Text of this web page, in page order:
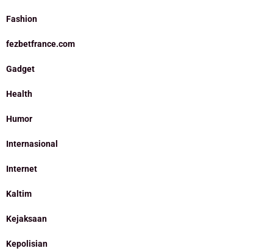
Fashion
fezbetfrance.com
Gadget
Health
Humor
Internasional
Internet
Kaltim
Kejaksaan
Kepolisian